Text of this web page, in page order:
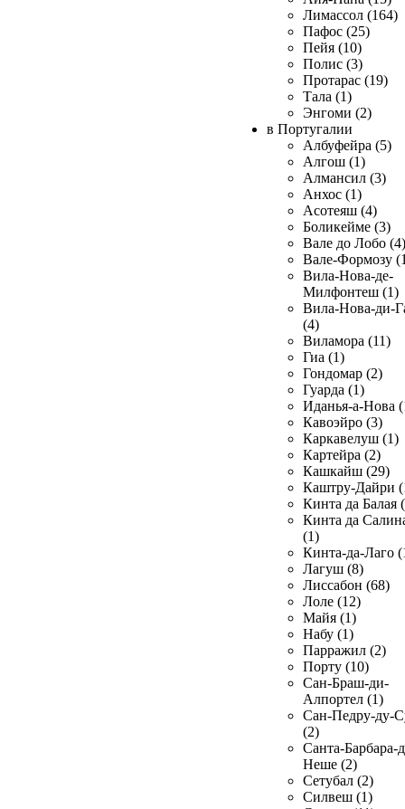
Лимассол (164)
Пафос (25)
Пейя (10)
Полис (3)
Протарас (19)
Тала (1)
Энгоми (2)
в Португалии
Албуфейра (5)
Алгош (1)
Алмансил (3)
Анхос (1)
Асотеяш (4)
Боликейме (3)
Вале до Лобо (4)
Вале-Формозу
Вила-Нова-де-
Милфонтеш (1)
Вила-Нова-ди-
(4)
Виламора (11)
Гиа (1)
Гондомар (2)
Гуарда (1)
Иданья-а-Нова
Кавоэйро (3)
Каркавелуш (1)
Картейра (2)
Кашкайш (29)
Каштру-Дайри
Кинта да Балая
Кинта да
(1)
Кинта-да-Лаго
Лагуш (8)
Лиссабон (68)
Лоле (12)
Майя (1)
Набу (1)
Парражил (2)
Порту (10)
Сан-Браш-ди-
Алпортел (1)
Сан-Педру-ду-
(2)
Санта-Барбара-
Неше (2)
Сетубал (2)
Силвеш (1)